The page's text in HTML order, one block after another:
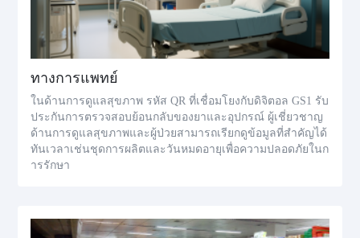
ทางการแพทย์
ในด้านการดูแลสุขภาพ รหัส QR ที่เชื่อมโยงกับดิจิตอล GS1 รับ
ประกันการตรวจสอบย้อนกลับของยาและอุปกรณ์ ผู้เชี่ยวชาญ
ด้านการดูแลสุขภาพและผู้ป่วยสามารถเรียกดูข้อมูลที่สำคัญได้
ทันเวลาเช่นชุดการผลิตและวันหมดอายุเพื่อความปลอดภัยในก
ารรักษา